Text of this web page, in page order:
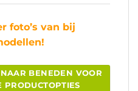
foto’s van bij
BENEDEN VOOR
PRODUCTOPTIES